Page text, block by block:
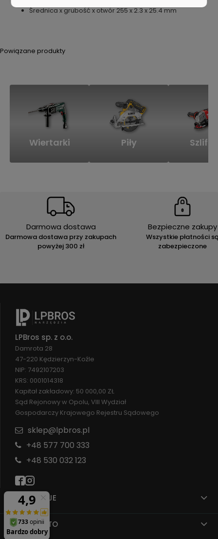
Średnica x grubość x otwór 255 x 2.3 x 25.4 mm
Powiązane produkty
Wiertarki Piły
Darmowa dostawa
Darmowa dostawa przy zakupach
powyżej 300 zł
Bezpieczne zakupy
Wszystkie płatności
zabezpieczone
INFORMACJE
MOJE KONTO
LPBros sp. z o.o.
Damrota 28
47-220 Kędzierzyn-Koźle
NIP: 7492107203
KRS: 0001014318
Kapitał zakładowy: 50 000,00 ZŁ
Sąd Rejonowy w Opolu, VIII Wydział
Gospodarczy Krajowego Rejestru Sądowego
sklep@lpbros.pl
+48 577 700 333
+48 530 032 123